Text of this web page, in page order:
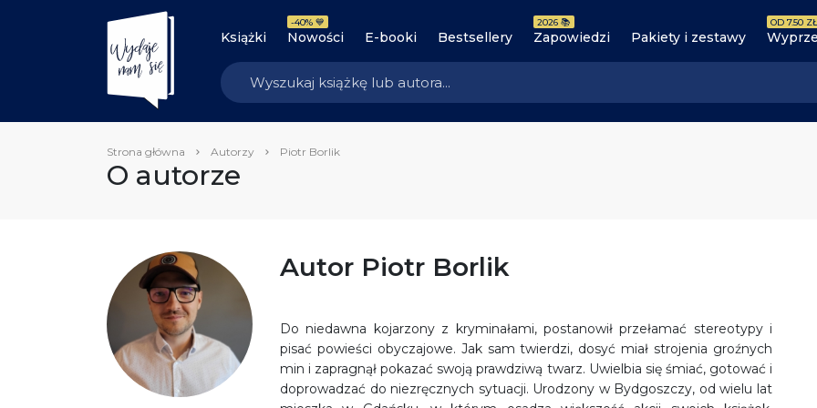
Książki Nowości
-40% 💙
E-booki Bestsellery Zapowiedzi
2026 📚
Pakiety i zestawy
OD 7.50
Strona główna Autorzy Piotr Borlik
O autorze
Autor Piotr Borlik
Do niedawna kojarzony z kryminałami, postanowił przełamać stereotypy i
pisać powieści obyczajowe. Jak sam twierdzi, dosyć miał strojenia groźnych
min i zapragnął pokazać swoją prawdziwą twarz. Uwielbia się śmiać, gotować i
doprowadzać do niezręcznych sytuacji. Urodzony w Bydgoszczy, od wielu lat